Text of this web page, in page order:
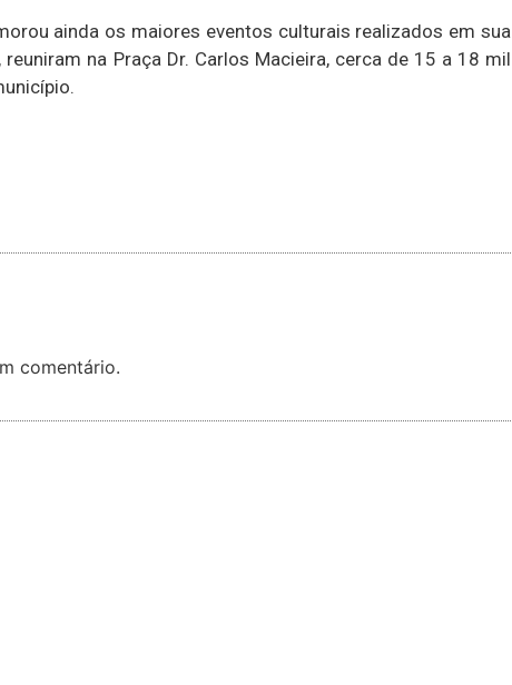
ainda os maiores eventos culturais realizados em sua
na Praça Dr. Carlos Macieira, cerca de 15 a 18 mil
comentário.